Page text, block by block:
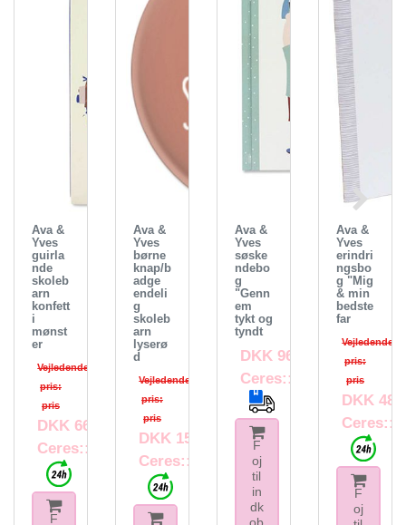
Ava &
Yves
guirla
nde
skoleb
arn
konfett
i
mønst
er
Vejledende
pris:
pris
DKK 66.24
Ceres::Template.itemFootnote
F
Ava &
Yves
børne
knap/b
adge
endeli
g
skoleb
arn
lyserø
d
Vejledende
pris:
pris
DKK 15.18
Ceres::Template.itemFootnote
Ava &
Yves
søske
ndebo
g
"Genn
em
tykt og
tyndt
DKK 96.01
F
oj
til
in
dk
ob
Ava &
Yves
erindri
ngsbo
g "Mig
& min
bedste
far
Vejledende
pris:
pris
DKK
F
oj